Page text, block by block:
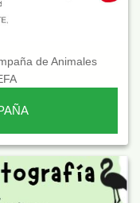
de Animales